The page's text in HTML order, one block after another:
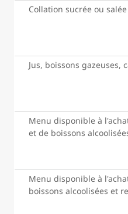
Collation sucrée ou salée
Jus, boissons gazeuses,
Menu disponible à
et de boissons
Menu disponible à
boissons alcoolisées et